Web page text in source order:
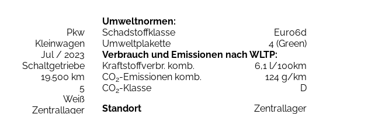
Pkw
Kleinwagen
Jul / 2023
Schaltgetriebe
19.500 km
5
Weiß
Zentrallager
Umweltnormen:
Schadstoffklasse
Euro6d
Umweltplakette
4 (Green)
Verbrauch und Emissionen nach WLTP:
Kraftstoffverbr. komb.
6,1 l/100km
CO2-Emissionen komb.
124 g/km
CO2-Klasse
D
Standort
Zentrallager